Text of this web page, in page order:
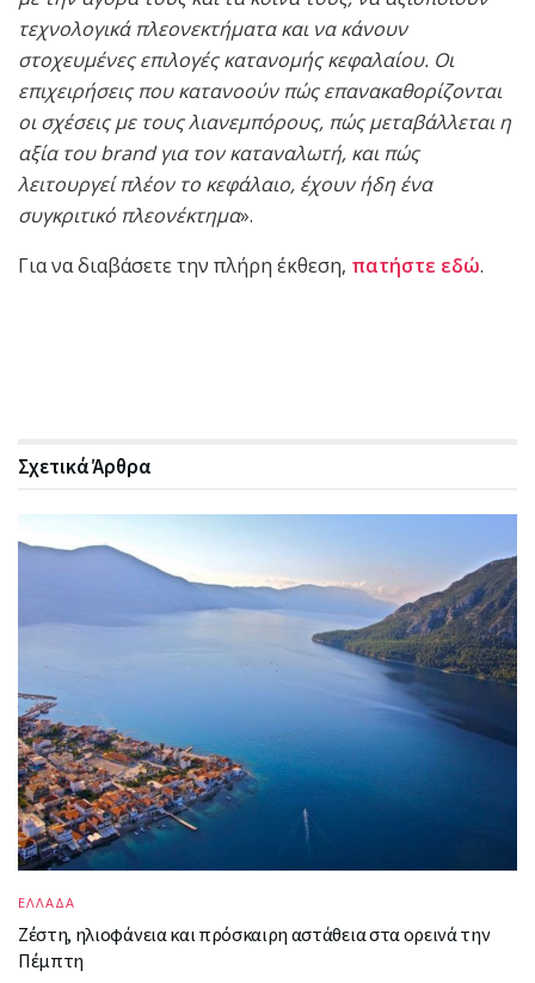
τεχνολογικά πλεονεκτήματα και να κάνουν
στοχευμένες επιλογές κατανομής κεφαλαίου. Οι
επιχειρήσεις που κατανοούν πώς επανακαθορίζονται
οι σχέσεις με τους λιανεμπόρους, πώς μεταβάλλεται η
αξία τουbrandγια τον καταναλωτή, και πώς
λειτουργεί πλέον το κεφάλαιο, έχουν ήδη ένα
συγκριτικό πλεονέκτημα».
Για να διαβάσετε την πλήρη έκθεση, πατήστε εδώ.
ΣχετικάΆρθρα
ΕΛΛΑΔΑ
Ζέστη, ηλιοφάνεια και πρόσκαιρη αστάθεια στα ορεινά την
Πέμπτη